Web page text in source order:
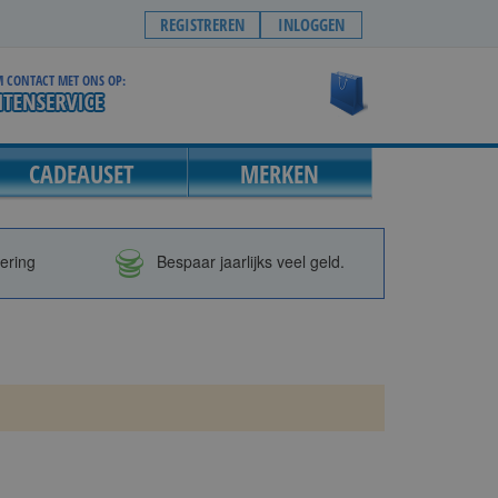
REGISTREREN INLOGGEN
CONTACT MET ONS OP:
CADEAUSET MERKEN
Bespaar jaarlijks veel geld.